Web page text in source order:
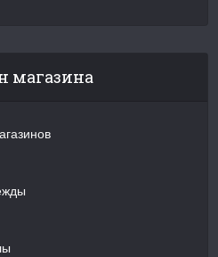
магазина